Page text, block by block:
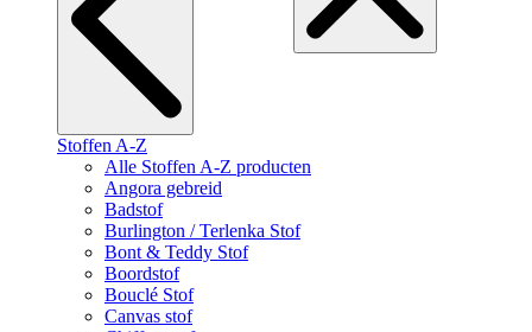
Stoffen A-Z
Alle Stoffen A-Z producten
Angora gebreid
Badstof
Burlington / Terlenka Stof
Bont & Teddy Stof
Boordstof
Bouclé Stof
Canvas stof